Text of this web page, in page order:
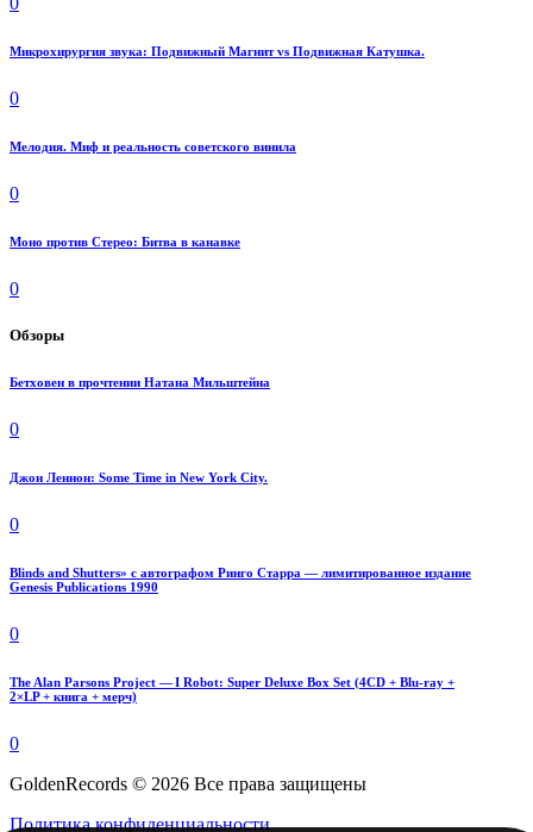
Микрохирургия звука: Подвижный Магнит vs Подвижная Катушка.
0
Мелодия. Миф и реальность советского винила
0
Моно против Стерео: Битва в канавке
0
Обзоры
Бетховен в прочтении Натана Мильштейна
0
Джон Леннон: Some Time in New York City.
0
Blinds and Shutters» с автографом Ринго Старра — лимитированное издание
Genesis Publications 1990
0
The Alan Parsons Project — I Robot: Super Deluxe Box Set (4CD + Blu-ray +
2×LP + книга + мерч)
0
GoldenRecords © 2026 Все права защищены
Политика конфиденциальности